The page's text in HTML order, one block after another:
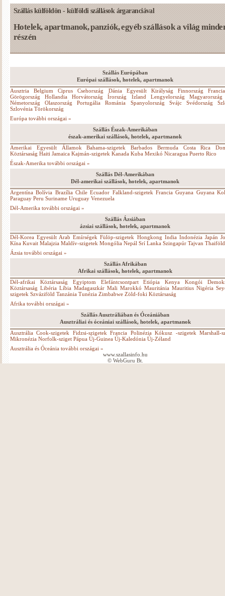
Szállás külföldön - külföldi szállások árgaranciával
Hotelek, apartmanok, panziók, egyéb szállások a világ
részén
Szállás Európában
Európai szállások, hotelek, apartmanok
Ausztria
Belgium Ciprus Csehország Dánia Egyesült Királyság Finnország
Görögország
Hollandia Horvátország Írország Izland Lengyelország
Magyarország
Németország
Olaszország Portugália Románia Spanyolország Svájc Svédország
Szlovénia Törökország
Európa további országai »
Szállás Észak-Amerikában
észak-amerikai szállások, hotelek, apartmanok
Amerikai Egyesült Államok
Bahama-szigetek Barbados Bermuda Costa Rica
Köztársaság Haiti Jamaica Kajmán-szigetek Kanada Kuba Mexikó Nicaragua Puerto Rico
Észak-Amerika további országai »
Szállás Dél-Amerikában
Dél-amerikai szállások, hotelek, apartmanok
Argentína Bolívia Brazília Chile Ecuador Falkland-szigetek Francia Guyana Guyana
Paraguay Peru Suriname Uruguay Venezuela
Dél-Amerika további országai »
Szállás Ázsiában
ázsiai szállások, hotelek, apartmanok
Dél-Korea Egyesült Arab Emírségek Fülöp-szigetek Hongkong India Indonézia Japán
Kína Kuvait Malajzia Maldív-szigetek Mongólia Nepál Srí Lanka Szingapúr Tajvan Thaiföld
Ázsia további országai »
Szállás Afrikában
Afrikai szállások, hotelek, apartmanok
Dél-afrikai Köztársaság
Egyiptom Elefántcsontpart Etiópia Kenya
Kongói
Köztársaság Libéria Líbia Madagaszkár Mali Marokkó Mauritánia Mauritius Nigéria
szigetek Szváziföld Tanzánia Tunézia Zimbabwe Zöld-foki Köztársaság
Afrika további országai »
Szállás Ausztráliában és Óceániában
Ausztráliai és óceániai szállások, hotelek, apartmanok
Ausztrália Cook-szigetek Fidzsi-szigetek Francia Polinézia Kókusz -szigetek Marshall-
Mikronézia Norfolk-sziget Pápua Új-Guinea Új-Kaledónia Új-Zéland
Ausztrália és Óceánia további országai »
www.szallasinfo.hu
© WebGuru Bt.